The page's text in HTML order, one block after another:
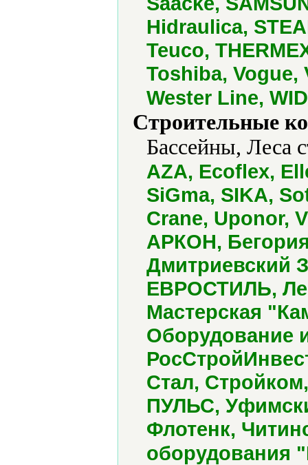
Hidraulica,
Teuco,
Toshiba, Vogue,
Wester Line,
Строительные
Бассейны, Леса
AZA, Ecoflex,
SiGma, SIKA,
Crane, Uponor,
АРКОН,
Дмитриевский
ЕВРОСТИЛЬ,
Мастерская
Оборудование
Стал,
ПУЛЬС,
Флотенк,
оборудования